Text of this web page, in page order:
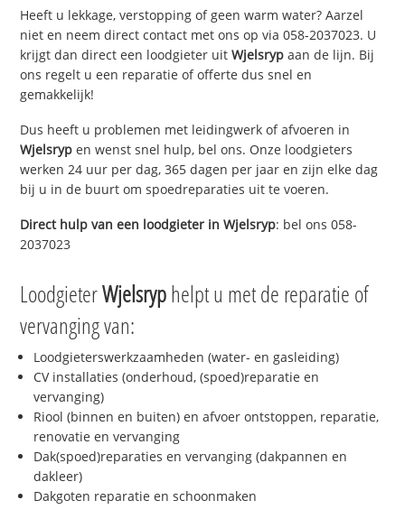
Heeft u lekkage, verstopping of geen warm water? Aarzel
niet en neem direct contact met ons op via 058-2037023. U
krijgt dan direct een loodgieter uitWjelsryp aan de lijn. Bij
ons regelt u een reparatie of offerte dus snel en
gemakkelijk!
Dus heeft u problemen met leidingwerk of afvoeren in
Wjelsryp en wenst snel hulp, bel ons. Onze loodgieters
werken 24 uur per dag, 365 dagen per jaar en zijn elke dag
bij u in de buurt om spoedreparaties uit te voeren.
Direct hulp van een loodgieter inWjelsryp: bel ons 058-
2037023
LoodgieterWjelsryphelpt u met de reparatie of
vervanging van:
Loodgieterswerkzaamheden (water- en gasleiding)
CV installaties (onderhoud, (spoed)reparatie en
vervanging)
Riool (binnen en buiten) en afvoer ontstoppen, reparatie,
renovatie en vervanging
Dak(spoed)reparaties en vervanging (dakpannen en
dakleer)
Dakgoten reparatie en schoonmaken